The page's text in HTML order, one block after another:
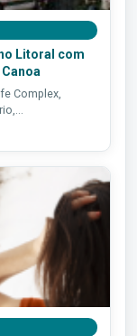
Litoral com
Complex,